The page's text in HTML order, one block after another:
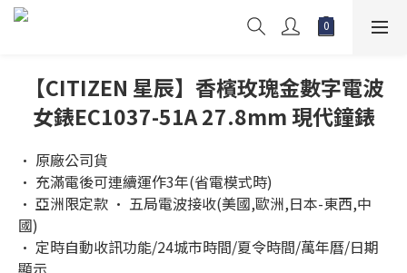
【CITIZEN 星辰】香檳玫瑰金數字電波
女錶EC1037-51A 27.8mm 現代鐘錶
• 原廠公司貨
• 充滿電後可連續運作3年(省電模式時)
• 亞洲限定款 • 五局電波接收(美國,歐洲,日本-東西,中
國)
• 定時自動收訊功能/24城市時間/夏令時間/萬年曆/日期
顯示